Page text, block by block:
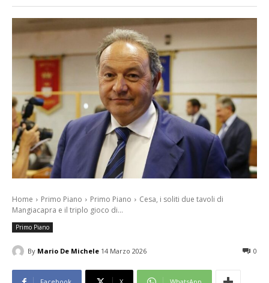
Home Primo Piano Primo Piano
Cesa, i soliti due tavoli di
Mangiacapra e il triplo gioco di...
Primo Piano
By Mario De Michele 14 Marzo 2026 0